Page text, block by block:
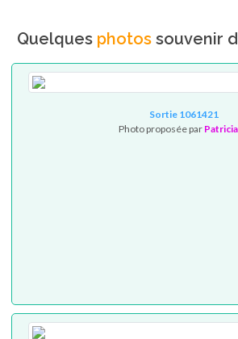
Quelques photossouvenir
Sortie 1061421
Photo proposée par